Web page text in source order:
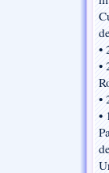
•
•
•
•